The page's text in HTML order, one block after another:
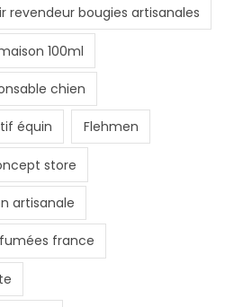
revendeur bougies artisanales
100ml
chien
équin Flehmen
store
artisanale
france